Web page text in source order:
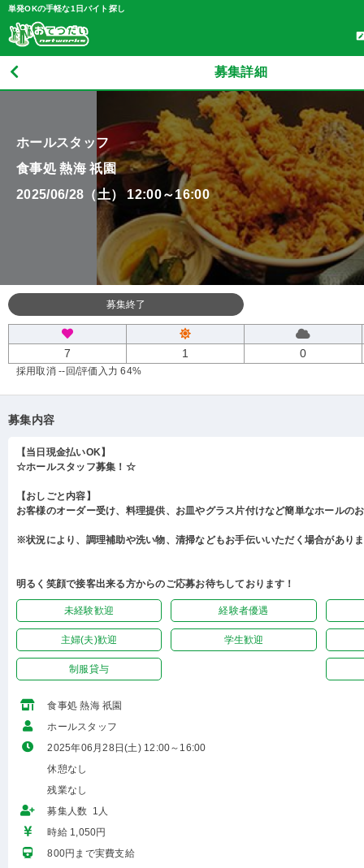
単発OKの手軽な1日バイト探し
募集詳細
ホールスタッフ
食事処 熱海 祇園
2025/06/28（土） 12:00～16:00
募集終了
7 1 0
採用取消 --回/評価入力 64%
募集内容
【当日現金払いOK】
☆ホールスタッフ募集！☆
【おしごと内容】
お客様のオーダー受け、料理提供、お皿やグラス片付けなど簡単なホールの
※状況により、調理補助や洗い物、清掃などもお手伝いいただく場合があり
明るく笑顔で接客出来る方からのご応募お待ちしております！
未経験歓迎 経験者優遇
主婦(夫)歓迎 学生歓迎
制服貸与
食事処 熱海 祇園
ホールスタッフ
2025年06月28日(土) 12:00～16:00
休憩なし
残業なし
募集人数 1人
時給 1,050円
800円まで実費支給